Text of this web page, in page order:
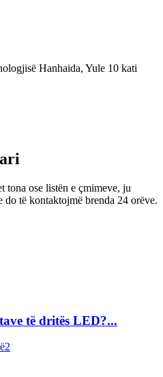
Hanhaida, Yule 10 kati
tona ose listën e çmimeve, ju
të kontaktojmë brenda 24 orëve.
të dritës LED?...